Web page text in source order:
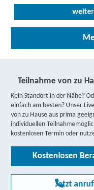
DAA Deutsche
Stengelstraße 8,
TERTIA
Straße 10, 66111
TEACH GmbH & Co.
24, 66117
Teilnahme von zu
Kein Standort in der Nähe?
einfach am besten? Unser
von zu Hause aus prima
individuellen
kostenlosen Termin oder
Kostenlosen
Jetzt